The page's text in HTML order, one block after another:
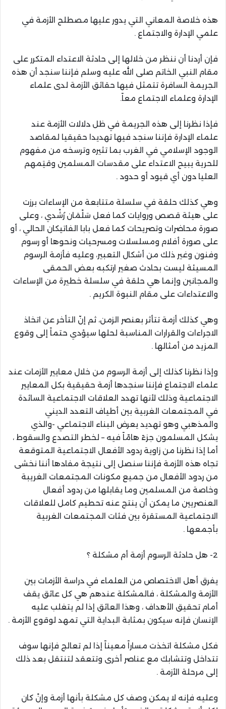
هذه خلاصة المعاني التي يدور عليها مصطلح الأزمة في
علمي الإدارة والاجتماع .
فإن أردنا أن ننظر من خلالها إلى حادثة الاعتداء المتكرر على
مقام النبي الخاتم صلى الله عليه وسلم فإننا سنجد أن هذه
الجريمة السافرة تتمثل فيها حقائق الأزمة لدى علماء
الإدارة وعلماء الاجتماع معاً.
فإذا نظرنا إلى هذه الجريمة في ظل دلالات الأزمة عند
علماء الإدارة فإننا سنجد فيها تهديدا حقيقيا لمقاصد
الوجود الإسلامي في الغرب بما تثيره وترسخه من مفهوم
للحرية يبيح الاعتداء على مقدسات المسلمين وقيَمهم
العليا دون أي قيود أو حدود .
وهي كذلك حلقة في سلسلة متتابعة من الإساءات برزت
على هيئة قصص وروايات كما فعل سَلْمَان رُشْدي ، وعلى
صورة محاضرات وتصريحات كما فعل بابا الفاتيكان الحالي ، أو
على صورة أفلام ومسلسلات ومسرحيات ونحوها أو رسوم
وفنون وغير ذلك من أشكال التعبير، وعليه فأزمة الرسوم
المسيئة ليست بحادث صغير ارتكبه بعض الحمقى
والمجانين وإنما هي حلقة في سلسلة خطيرة من الإساءات
والاعتداءات على مقام النبوة الكريم .
وهي كذلك أزمة تتأثر بعنصر الزمن، ثم إنّ التأخر عن اتخاذ
الاجراءات والقرارات المناسبة لحلها سيؤدي حتماً إلى وقوع
المزيد من أمثالها .
وإذا نظرنا كذلك إلى أزمة الرسوم من خلال معايير الأزمات عند
علماء الاجتماع فإننا سنجدها أزمة حقيقية بكل المعايير
الاجتماعية وذلك لأنها تهدد العلاقات الاجتماعية السائدة
في المجتمعات الغربية بين أطياف التعدد الديني
والمذهبي وهو تهديد يعرض البناء الاجتماعي -والذي
يشكل المسلمون جزءً هامّاً فيه – لخطر التصدع والسقوط ،
أما إذا نظرنا من زاوية ردود الأفعال الاجتماعية المتوقعة
تجاه هذه الأزمة فإننا سنصل إلى نتيجة مفادها أننا نخشى
من ردود الأفعال من جميع مكونات المجتمعات الغريبة
وخاصة من المسلمين وما يقابلها من ردود أفعال
العنصريين ما يمكن أن ينتج عنه تحطيم كامل للعلاقات
الاجتماعية المستقرة بين فئات المجتمعات الغربية
بأجمعها .
2- هل حادثة الرسوم أزمة أم مشكلة ؟
يفرق أهل الاختصاص من العلماء في دراسة الأزمات بين
الأزمة والمشكلة ، فالمشكلة عندهم هي كل عائق يقف
أمام تحقيق الأهداف ، وهذا العائق إذا لم يتغلب عليه
الإنسان فإنه سيكون بمثابة البداية التي تمهد لوقوع الأزمة .
فكل مشكلة اتخذت مساراً معيناً إذا لم تعالج فإنها سوف
تتداخل وتتشابك مع عناصر أخرى وتتعقد لتنتقل بعد ذلك
إلى مرحلة الأزمة .
وعليه فإنه لا يمكن وصف كل مشكلة بأنها أزمة وإنْ كان